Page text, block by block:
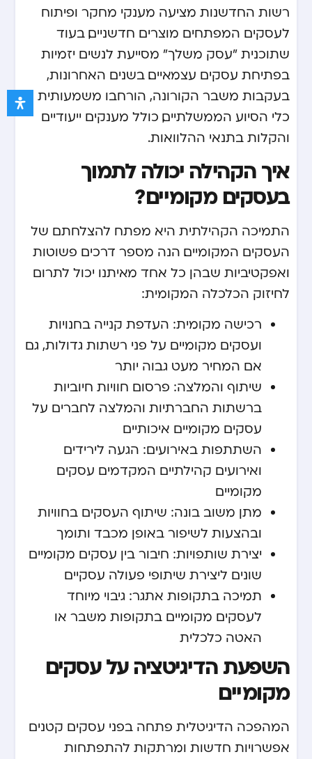
רשות החדשנות מציעה מענקי מחקר ופיתוח
לעסקים המפתחים מוצרים חדשניים, בעוד
שתוכנית "עסק משלך" מסייעת לנשים יזמיות
בפתיחת עסקים עצמאיים. בשנים האחרונות,
בעקבות משבר הקורונה, הורחבו משמעותית
כלי הסיוע הממשלתיים, כולל מענקים ייעודיים
והקלות בתנאי ההלוואות.
איך הקהילה יכולה לתמוך
בעסקים מקומיים?
התמיכה הקהילתית היא מפתח להצלחתם של
העסקים המקומיים. הנה מספר דרכים פשוטות
ואפקטיביות שבהן כל אחד מאיתנו יכול לתרום
לחיזוק הכלכלה המקומית:
רכישה מקומית: העדפת קנייה בחנויות
ועסקים מקומיים על פני רשתות גדולות, גם
אם המחיר מעט גבוה יותר
שיתוף והמלצה: פרסום חוויות חיוביות
ברשתות החברתיות והמלצה לחברים על
עסקים מקומיים איכותיים
השתתפות באירועים: הגעה לירידים
ואירועים קהילתיים המקדמים עסקים
מקומיים
מתן משוב בונה: שיתוף העסקים בחוויות
ובהצעות לשיפור באופן מכבד ותומך
יצירת שותפויות: חיבור בין עסקים מקומיים
שונים ליצירת שיתופי פעולה עסקיים
תמיכה בתקופות אתגר: גיבוי מיוחד
לעסקים מקומיים בתקופות משבר או
האטה כלכלית
השפעת הדיגיטציה על עסקים
מקומיים
המהפכה הדיגיטלית פתחה בפני עסקים קטנים
אפשרויות חדשות ומרתקות להתפתחות